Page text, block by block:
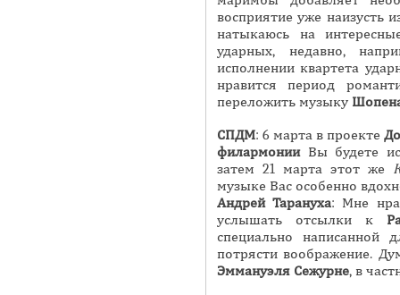
восприятие уже наизусть
натыкаюсь на
ударных, недавно,
исполнении квартета
нравится период
переложить музыку
СПДМ: 6 марта в проекте
филармонииВы будете
затем 21 марта этот же
музыке Вас особенно
Андрей Тарануха: Мне
услышать отсылки к
специально
потрясти воображение.
Эммануэля Сежурне, в